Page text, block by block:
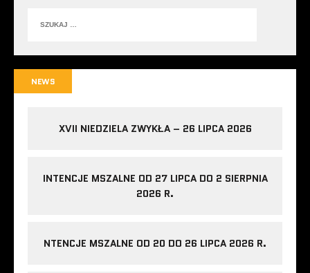
NEWS
XVII NIEDZIELA ZWYKŁA – 26 LIPCA 2026
INTENCJE MSZALNE OD 27 LIPCA DO 2 SIERPNIA
2026 R.
NTENCJE MSZALNE OD 20 DO 26 LIPCA 2026 R.